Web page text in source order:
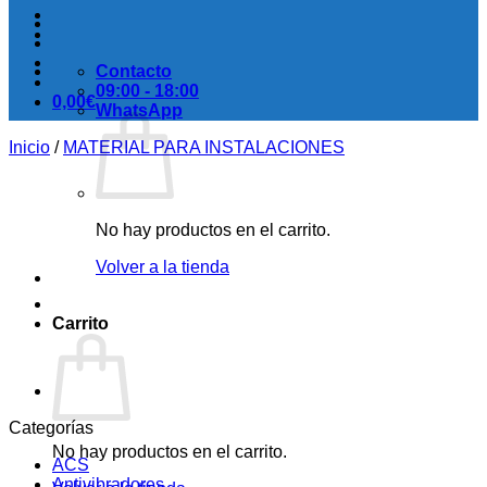
0,00€
No hay productos en el carrito.
Volver a la tienda
Carrito
No hay productos en el carrito.
Contacto
09:00 - 18:00
WhatsApp
Inicio / MATERIAL PARA INSTALACIONES
Categorías
ACS